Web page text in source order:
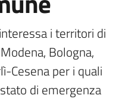
i territori di
Bologna,
Cesena per i quali
di emergenza